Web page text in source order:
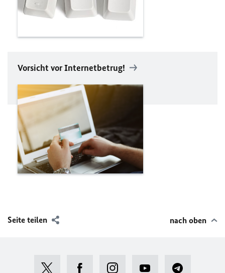
Vorsicht vor Internetbetrug!
Seite teilen nach oben